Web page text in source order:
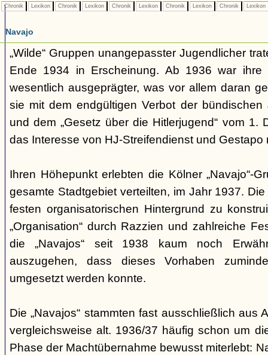
Chronik Lexikon Chronik Lexikon Chronik Lexikon Chronik Lexikon Chronik Lexikon
Navajo
„Wilde“ Gruppen unangepasster Jugendlicher
Ende 1934 in Erscheinung. Ab 1936 war ihre
wesentlich ausgeprägter, was vor allem daran
sie mit dem endgültigen Verbot der
und dem „Gesetz über die Hitlerjugend“ vom 1.
das Interesse von HJ-Streifendienst und Gestapo
Ihren Höhepunkt erlebten die Kölner „Navajo“-
gesamte Stadtgebiet verteilten, im Jahr 1937.
festen organisatorischen Hintergrund zu
„Organisation“ durch Razzien und zahlreiche
die „Navajos“ seit 1938 kaum noch
auszugehen, dass dieses Vorhaben
umgesetzt werden konnte.
Die „Navajos“ stammten fast ausschließlich aus
vergleichsweise alt. 1936/37 häufig schon um
Phase der Machtübernahme bewusst miterlebt: